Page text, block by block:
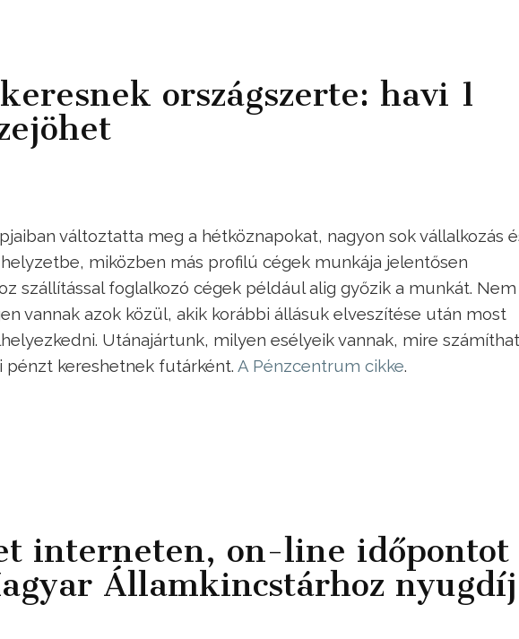
országszerte: havi 1
változtatta meg a hétköznapokat, nagyon sok vállalkozás
miközben más profilú cégek munkája jelentősen
szállítással foglalkozó cégek például alig győzik a munkát. Nem
vannak azok közül, akik korábbi állásuk elveszítése után most
Utánajártunk, milyen esélyeik vannak, mire
pénzt kereshetnek futárként. A Pénzcentrum cikke.
interneten, on-line időpontot
Államkincstárhoz nyugdíj